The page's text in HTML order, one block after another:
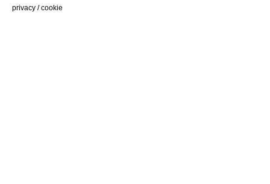
privacy /cookie